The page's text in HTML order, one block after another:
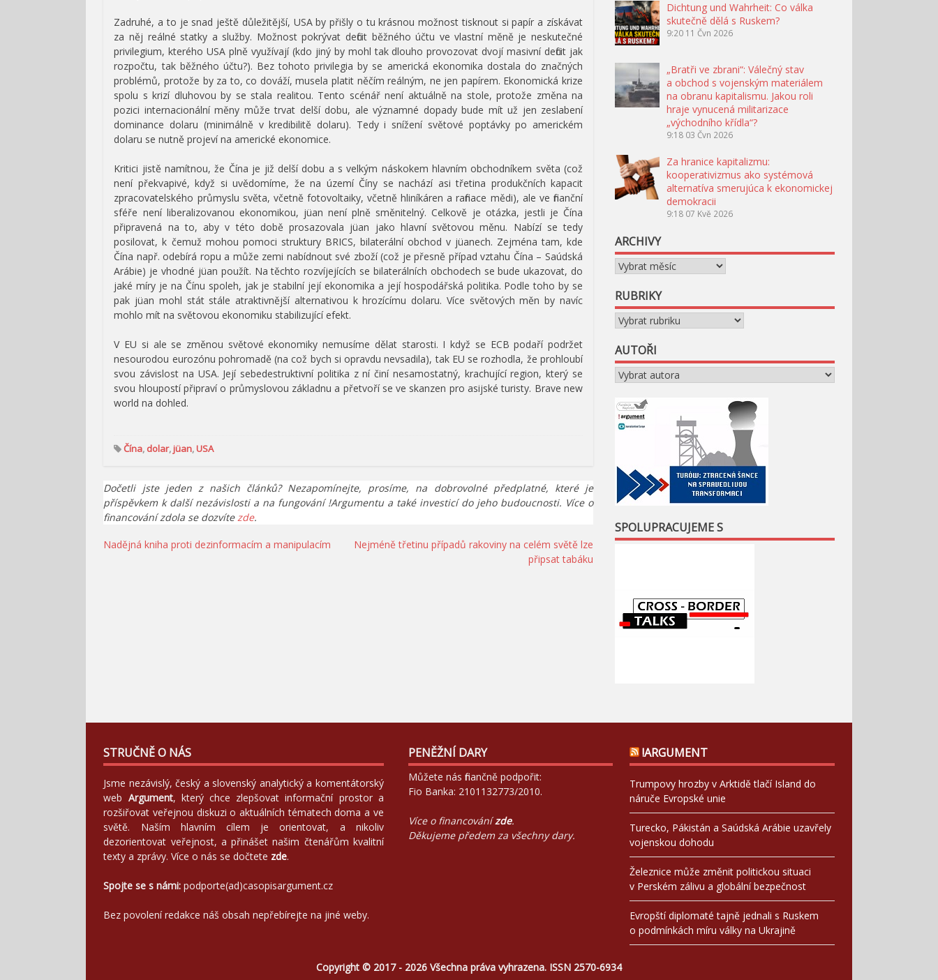
Zadruhé, a to je snad ještě důležitější, USA by přišly o tu krásnou možnost tisknout si papír a získávat
za něj reálné statky a služby. Možnost pokrývat deficit běžného účtu ve vlastní měně je neskutečné
privilegium, kterého USA plně využívají (kdo jiný by mohl tak dlouho provozovat dvojí masivní deficit jak
rozpočtu, tak běžného účtu?). Bez tohoto privilegia by se americká ekonomika dostala do značných
problémů, protože by za to, co dováží, musela platit něčím reálným, ne jen papírem. Ekonomická krize
spolu s krizí dluhovou by se stala realitou. Tento scénář není aktuálně na stole, protože změna na
pozici internacionální měny může trvat delší dobu, ale významné dopady bude mít už jen zeslabení
dominance dolaru (minimálně v kredibilitě dolaru). Tedy i snížení světové poptávky po americkém
dolaru se nutně projeví na americké ekonomice.
Kritici jistě namítnou, že Čína je již delší dobu a s velkým náskokem hlavním obchodníkem světa (což
není překvapivé, když si uvědomíme, že na území Číny se nachází asi třetina produkčních kapacit
zpracovatelského průmyslu světa, včetně fotovoltaiky, včetně hliníkáren a rafinace mědi), ale ve finanční
sféře není liberalizovanou ekonomikou, jüan není plně směnitelný. Celkově je otázka, jestli je Čína
připravená na to, aby v této době prosazovala jüan jako hlavní světovou měnu. Nabízí se tedy
posilovat, k čemuž mohou pomoci struktury BRICS, bilaterální obchod v jüanech. Zejména tam, kde
Čína např. odebírá ropu a může zemi nabídnout své zboží (což je přesně případ vztahu Čína – Saúdská
Arábie) je vhodné jüan použít. Na těchto rozvíjejících se bilaterálních obchodech se bude ukazovat, do
jaké míry je na Čínu spoleh, jak je stabilní její ekonomika a její hospodářská politika. Podle toho by se
pak jüan mohl stát stále atraktivnější alternativou k hrozícímu dolaru. Více světových měn by navíc
mohlo mít na světovou ekonomiku stabilizující efekt.
V EU si ale se změnou světové ekonomiky nemusíme dělat starosti. I když se ECB podaří podržet
nesourodou eurozónu pohromadě (na což bych si opravdu nevsadila), tak EU se rozhodla, že prohloubí
svou závislost na USA. Její sebedestruktivní politika z ní činí nesamostatný, krachující region, který se
svou hloupostí připraví o průmyslovou základnu a přetvoří se ve skanzen pro asijské turisty. Brave new
world na dohled.
Čína, dolar,jüan,USA
Dočetli jste jeden z našich článků? Nezapomínejte, prosíme, na dobrovolné předplatné, které je
příspěvkem k další nezávislosti a na fungování !Argumentu a také investicí do jeho budoucnosti. Více o
financování zdola se dozvíte zde.
Navigace
Nadějná kniha proti dezinformacím a manipulacím
Nejméně třetinu případů rakoviny na celém světě lze
připsat tabáku
Dichtung und Wahrheit: Co válka
skutečně dělá s Ruskem?
9:20 11 Čvn 2026
„Bratři ve zbrani“: Válečný stav
a obchod s vojenským materiálem
na obranu kapitalismu. Jakou roli
hraje vynucená militarizace
„východního křídla“?
9:18 03 Čvn 2026
Za hranice kapitalizmu:
kooperativizmus ako systémová
alternatíva smerujúca k ekonomickej
demokracii
9:18 07 Kvě 2026
ARCHIVY
Archivy
RUBRIKY
Rubriky
AUTOŘI
SPOLUPRACUJEME S
STRUČNĚ O NÁS
Jsme nezávislý, český a slovenský analytický a komentátorský
web Argument, který chce zlepšovat informační prostor a
rozšiřovat veřejnou diskuzi o aktuálních tématech doma a ve
světě. Naším hlavním cílem je orientovat, a nikoliv
dezorientovat veřejnost, a přinášet našim čtenářům kvalitní
texty a zprávy. Více o nás se dočtete zde.
Spojte se s námi: podporte(ad)casopisargument.cz
Bez povolení redakce náš obsah nepřebírejte na jiné weby.
PENĚŽNÍ DARY
Můžete nás finančně podpořit:
Fio Banka: 2101132773/2010.
Více o financovánízde.
Děkujeme předem za všechny dary.
!ARGUMENT
Trumpovy hrozby v Arktidě tlačí Island do
náruče Evropské unie
Turecko, Pákistán a Saúdská Arábie uzavřely
vojenskou dohodu
Železnice může změnit politickou situaci
v Perském zálivu a globální bezpečnost
Evropští diplomaté tajně jednali s Ruskem
o podmínkách míru války na Ukrajině
Copyright © 2017 - 2026 Všechna práva vyhrazena. ISSN 2570-6934